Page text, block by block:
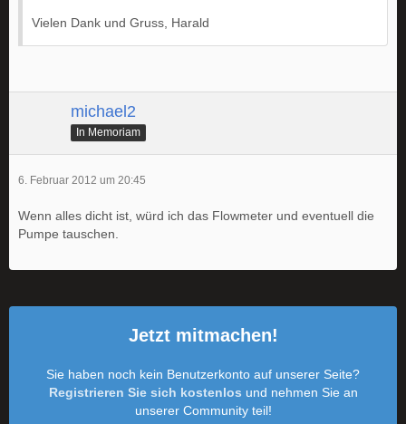
Vielen Dank und Gruss, Harald
michael2
In Memoriam
6. Februar 2012 um 20:45
Wenn alles dicht ist, würd ich das Flowmeter und eventuell die
Pumpe tauschen.
Jetzt mitmachen!
Sie haben noch kein Benutzerkonto auf unserer Seite?
Registrieren Sie sich kostenlos und nehmen Sie an
unserer Community teil!